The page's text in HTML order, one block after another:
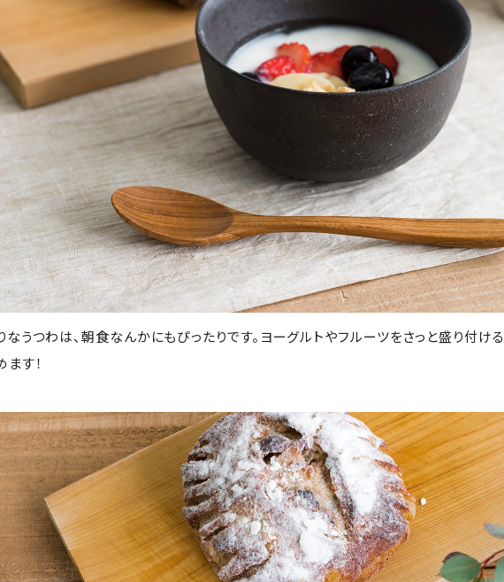
なうつわは、朝食なんかにもぴったりです。ヨーグルトやフルーツをさっと盛り付け
ます！